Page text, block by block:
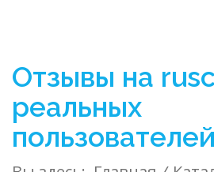
Отзывы на
реальных
пользователей